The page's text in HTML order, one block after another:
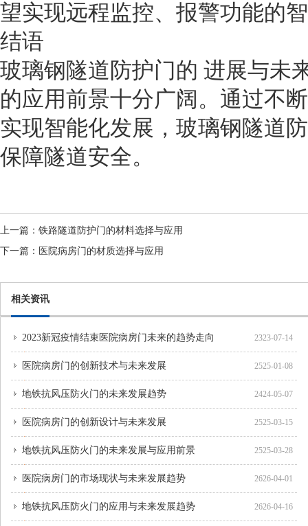
望实现远程监控、报警功能的
结语
玻璃钢隧道防护门的 进展与未
的应用前景十分广阔。通过不
实现智能化发展，玻璃钢隧道
保障隧道安全。
上一篇： 铁路隧道防护门的材料选择与应用
下一篇： 医院病房门的材质选择与应用
相关资讯
2023新冠疫情结束医院病房门未来的趋势走向 2323-07-14
医院病房门的创新技术与未来发展 2525-01-08
地铁抗风压防火门的未来发展趋势 2424-05-07
医院病房门的创新设计与未来发展 2525-03-15
地铁抗风压防火门的未来发展与应用前景 2525-03-28
医院病房门的市场现状与未来发展趋势 2626-04-01
地铁抗风压防火门的应用与未来发展趋势 2626-04-16